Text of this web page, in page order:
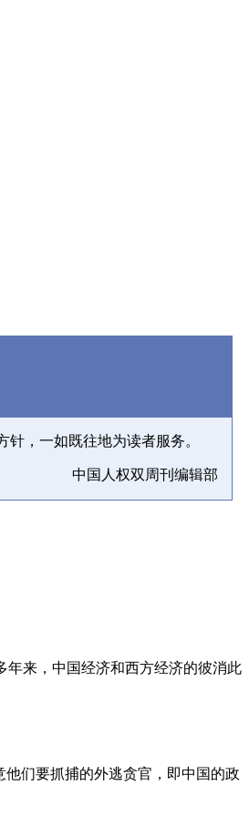
，一如既往地为读者服务。
中国人权双周刊编辑部
年来，中国经济和西方经济的彼消此
们要抓捕的外逃贪官，即中国的政